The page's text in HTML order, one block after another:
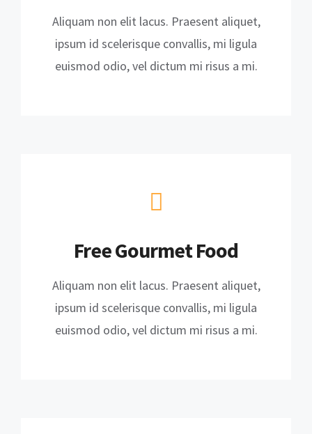
Aliquam non elit lacus. Praesent aliquet,
ipsum id scelerisque convallis, mi ligula
euismod odio, vel dictum mi risus a mi.
Free Gourmet Food
Aliquam non elit lacus. Praesent aliquet,
ipsum id scelerisque convallis, mi ligula
euismod odio, vel dictum mi risus a mi.